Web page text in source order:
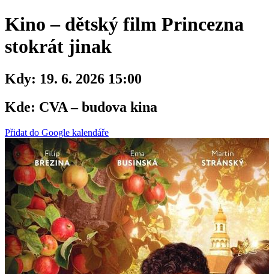
Kino – dětský film Princezna
stokrát jinak
Kdy: 19. 6. 2026 15:00
Kde: CVA – budova kina
Přidat do Google kalendáře